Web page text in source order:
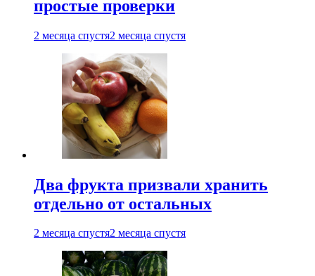
простые проверки
2 месяца спустя2 месяца спустя
Два фрукта призвали хранить
отдельно от остальных
2 месяца спустя2 месяца спустя